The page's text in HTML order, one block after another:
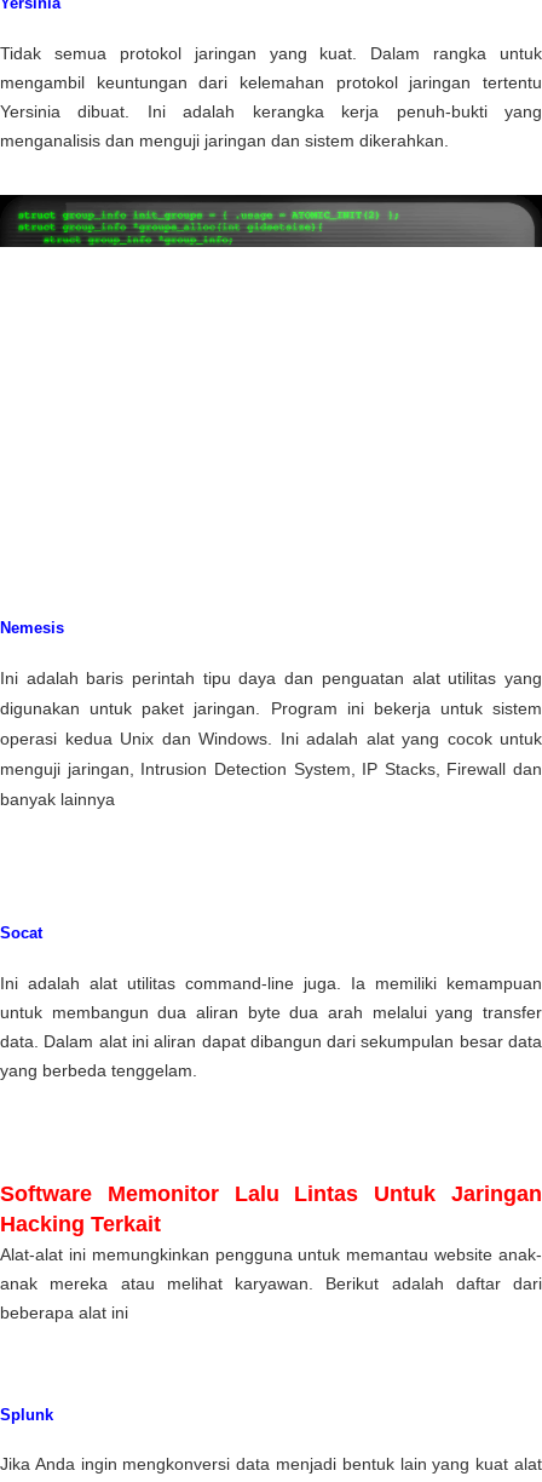
Tidak semua protokol jaringan yang kuat. Dalam rangka untuk
mengambil keuntungan dari kelemahan protokol jaringan tertentu
Yersinia dibuat. Ini adalah kerangka kerja penuh-bukti yang
menganalisis dan menguji jaringan dan sistem dikerahkan.
Nemesis
Ini adalah baris perintah tipu daya dan penguatan alat utilitas yang
digunakan untuk paket jaringan. Program ini bekerja untuk sistem
operasi kedua Unix dan Windows. Ini adalah alat yang cocok untuk
menguji jaringan, Intrusion Detection System, IP Stacks, Firewall dan
banyak lainnya
Socat
Ini adalah alat utilitas command-line juga. Ia memiliki kemampuan
untuk membangun dua aliran byte dua arah melalui yang transfer
data. Dalam alat ini aliran dapat dibangun dari sekumpulan besar data
yang berbeda tenggelam.
Software Memonitor Lalu Lintas Untuk Jaringan
Hacking Terkait
Alat-alat ini memungkinkan pengguna untuk memantau website anak-
anak mereka atau melihat karyawan. Berikut adalah daftar dari
beberapa alat ini
Splunk
Jika Anda ingin mengkonversi data menjadi bentuk lain yang kuat alat